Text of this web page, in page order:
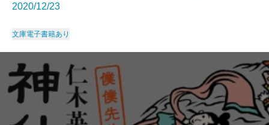
2020/12/23
文庫電子書籍あり